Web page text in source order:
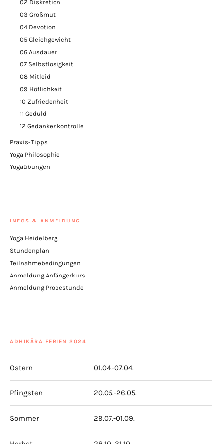
02 Diskretion
03 Großmut
04 Devotion
05 Gleichgewicht
06 Ausdauer
07 Selbstlosigkeit
08 Mitleid
09 Höflichkeit
10 Zufriedenheit
11 Geduld
12 Gedankenkontrolle
Praxis-Tipps
Yoga Philosophie
Yogaübungen
INFOS & ANMELDUNG
Yoga Heidelberg
Stundenplan
Teilnahmebedingungen
Anmeldung Anfängerkurs
Anmeldung Probestunde
ADHIKĀRA FERIEN 2024
Ostern 01.04.-07.04.
Pfingsten 20.05.-26.05.
Sommer 29.07.-01.09.